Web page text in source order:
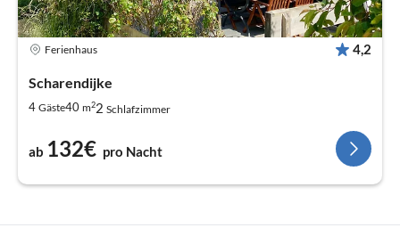
Ferienhaus 4,2
Scharendijke
4 Gäste40 m22 Schlafzimmer
ab 132€ pro Nacht